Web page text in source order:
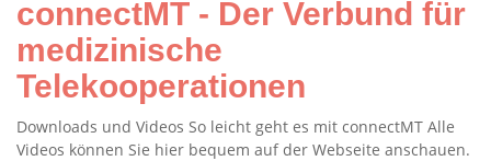
connectMT - Der Verbund für
medizinische
Telekooperationen
Downloads und Videos So leicht geht es mit connectMT Alle
Videos können Sie hier bequem auf der Webseite anschauen.